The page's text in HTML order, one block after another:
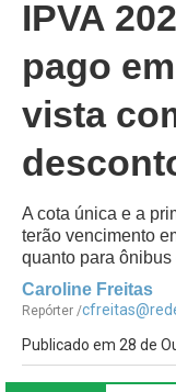
IPVA
pago
vista
A cota única e a
terão vencimento
quanto para
Caroline Freitas
Repórter /
Publicado em 28 de